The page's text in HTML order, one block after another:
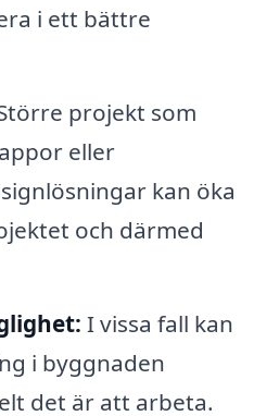
i ett bättre
projekt som
eller
kan öka
och därmed
I vissa fall kan
i byggnaden
det är att arbeta.